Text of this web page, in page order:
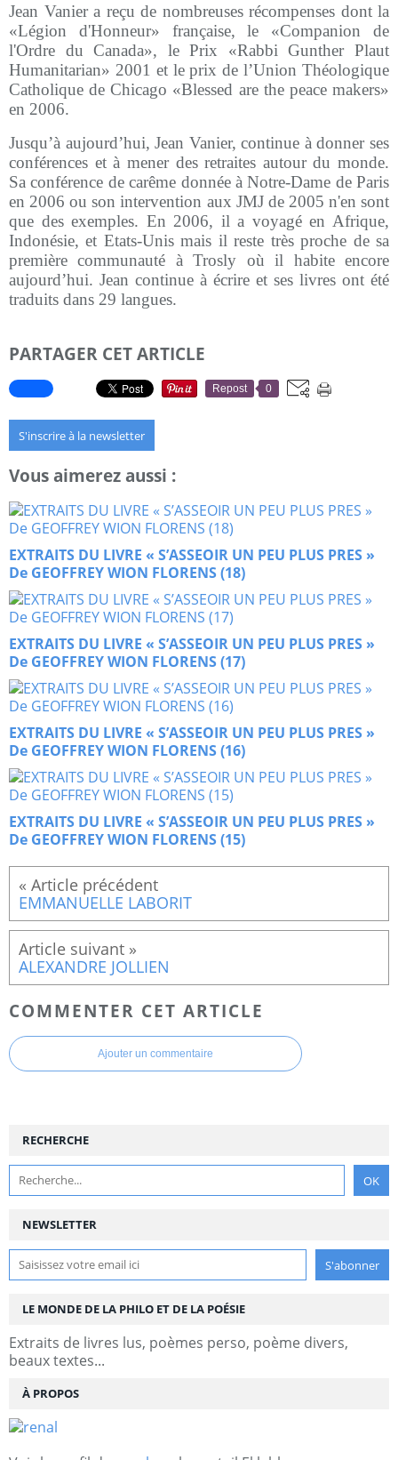
Jean Vanier a reçu de nombreuses récompenses dont la
«Légion d'Honneur» française, le «Companion de
l'Ordre du Canada», le Prix «Rabbi Gunther Plaut
Humanitarian» 2001 et le prix de l’Union Théologique
Catholique de Chicago «Blessed are the peace makers»
en 2006.
Jusqu’à aujourd’hui, Jean Vanier, continue à donner ses
conférences et à mener des retraites autour du monde.
Sa conférence de carême donnée à Notre-Dame de Paris
en 2006 ou son intervention aux JMJ de 2005 n'en sont
que des exemples. En 2006, il a voyagé en Afrique,
Indonésie, et Etats-Unis mais il reste très proche de sa
première communauté à Trosly où il habite encore
aujourd’hui. Jean continue à écrire et ses livres ont été
traduits dans 29 langues.
PARTAGER CET ARTICLE
Repost 0
S'inscrire à la newsletter
Vous aimerez aussi :
EXTRAITS DU LIVRE « S’ASSEOIR UN PEU PLUS PRES »
De GEOFFREY WION FLORENS (18)
EXTRAITS DU LIVRE « S’ASSEOIR UN PEU PLUS PRES »
De GEOFFREY WION FLORENS (17)
EXTRAITS DU LIVRE « S’ASSEOIR UN PEU PLUS PRES »
De GEOFFREY WION FLORENS (16)
EXTRAITS DU LIVRE « S’ASSEOIR UN PEU PLUS PRES »
De GEOFFREY WION FLORENS (15)
EMMANUELLE LABORIT
ALEXANDRE JOLLIEN
COMMENTER CET ARTICLE
Ajouter un commentaire
NEWSLETTER
RECHERCHE
LE MONDE DE LA PHILO ET DE LA POÉSIE
Extraits de livres lus, poèmes perso, poème divers,
beaux textes...
À PROPOS